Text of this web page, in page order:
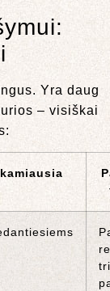
Yra daug
– visiškai